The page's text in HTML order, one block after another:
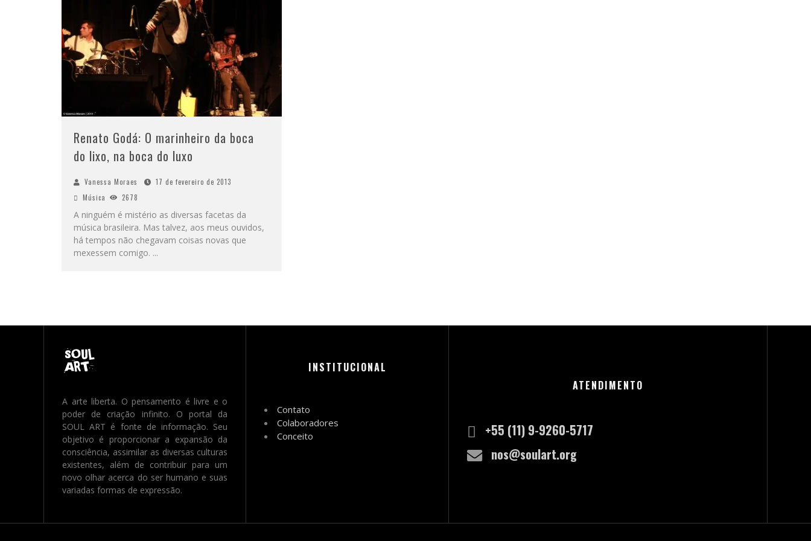
Renato Godá: O marinheiro da boca
do lixo, na boca do luxo
Vanessa Moraes
17 de fevereiro de 2013
Música
2678
A ninguém é mistério as diversas facetas da
música brasileira. Mas talvez, aos meus ouvidos,
há tempos não chegavam coisas novas que
mexessem comigo. ...
A arte liberta. O pensamento é livre e o
poder de criação infinito. O portal da
SOUL ART é fonte de informação. Seu
objetivo é proporcionar a expansão da
consciência, assimilar as diversas culturas
existentes, além de contribuir para um
novo olhar acerca do ser humano e suas
variadas formas de expressão.
INSTITUCIONAL
Contato
Colaboradores
Conceito
ATENDIMENTO
+55 (11) 9-9260-5717
nos@soulart.org